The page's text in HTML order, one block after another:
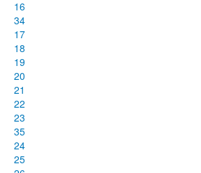
16
34
17
18
19
20
21
22
23
35
24
25